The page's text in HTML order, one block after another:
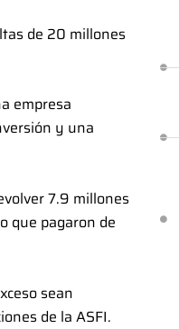
de 20 millones
empresa
y una
7.9 millones
que pagaron de
sean
de la ASFI.